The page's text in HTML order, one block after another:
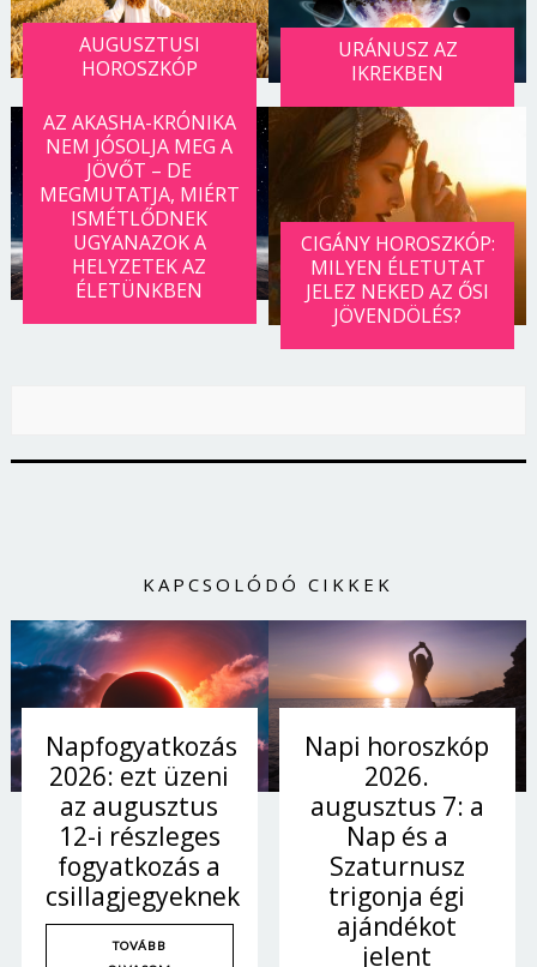
AUGUSZTUSI
HOROSZKÓP
URÁNUSZ AZ
IKREKBEN
AZ AKASHA-KRÓNIKA
NEM JÓSOLJA MEG A
JÖVŐT – DE
MEGMUTATJA, MIÉRT
ISMÉTLŐDNEK
UGYANAZOK A
HELYZETEK AZ
ÉLETÜNKBEN
CIGÁNY HOROSZKÓP:
MILYEN ÉLETUTAT
JELEZ NEKED AZ ŐSI
JÖVENDÖLÉS?
KAPCSOLÓDÓ CIKKEK
Napfogyatkozás
2026: ezt üzeni
az augusztus
12-i részleges
fogyatkozás a
csillagjegyeknek
TOVÁBB
Napi horoszkóp
2026.
augusztus 7: a
Nap és a
Szaturnusz
trigonja égi
ajándékot
jelent